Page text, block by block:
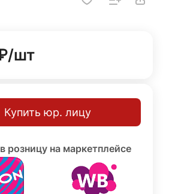
шт
Купить юр. лицу
розницу на маркетплейсе